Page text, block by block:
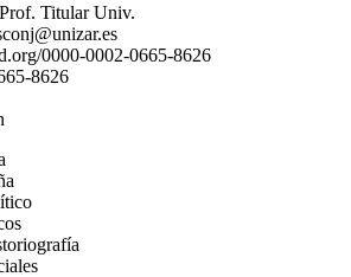
Prof. Titular Univ.
0000-0002-0665-8626
8626